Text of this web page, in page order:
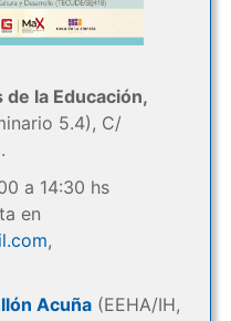
de la Educación,
5.4), C/
a 14:30 hs
en
,
Acuña(EEHA/IH,